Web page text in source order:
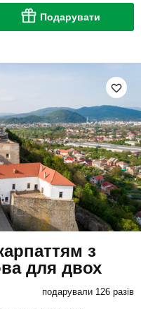
Подарувати
з
для двох
подарували 126 разів